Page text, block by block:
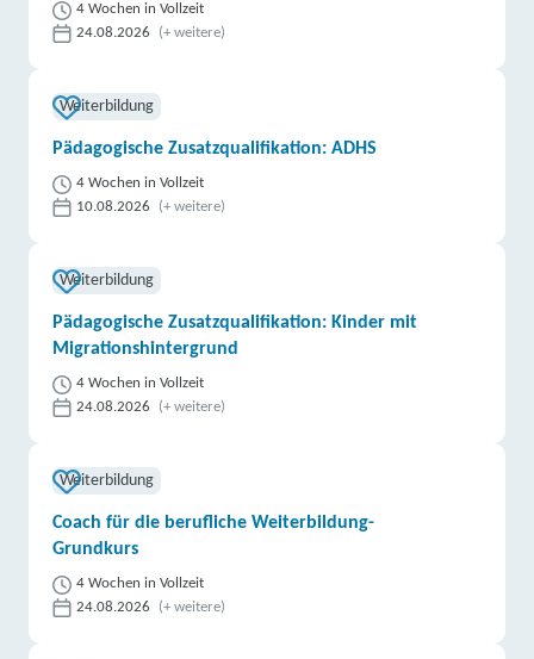
4 Wochen in Vollzeit
24.08.2026
(+ weitere)
Weiterbildung
Pädagogische Zusatzqualifikation: ADHS
4 Wochen in Vollzeit
10.08.2026
(+ weitere)
Weiterbildung
Pädagogische Zusatzqualifikation: Kinder mit
Migrationshintergrund
4 Wochen in Vollzeit
24.08.2026
(+ weitere)
Weiterbildung
Coach für die berufliche Weiterbildung-
Grundkurs
4 Wochen in Vollzeit
24.08.2026
(+ weitere)